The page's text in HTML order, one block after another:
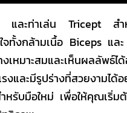
ละท่าเล่น Tricept สำ
จทั้งกล้ามเนื้อ Biceps แล
งเหมาะสมและเห็นผลลัพธ์
งและมีรูปร่างที่สวยงามไ
ำหรับมือใหม่ เพื่อให้คุณเริ่ม